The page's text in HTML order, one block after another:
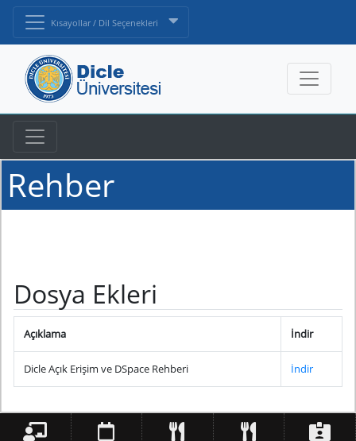
Kısayollar / Dil Seçenekleri
Rehber
Dosya Ekleri
Açıklama İndir
Dicle Açık Erişim ve DSpace Rehberi İndir